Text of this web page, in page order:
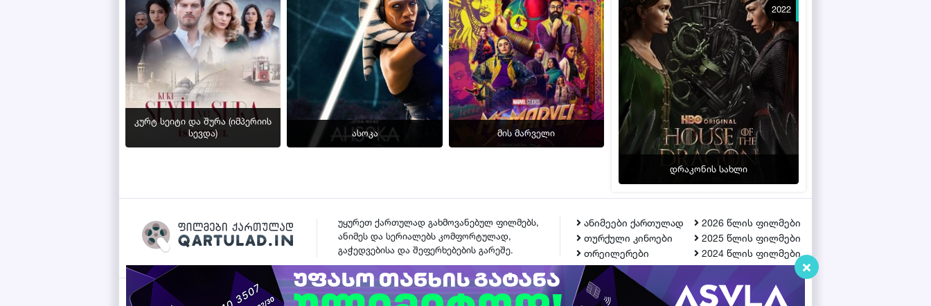
კურტ სეიტი და შურა (იმპერიის
სევდა)
ასოკა მის მარველი
2022
დრაკონის სახლი
უყურეთ ქართულად გახმოვანებულ ფილმებს,
ანიმეს და სერიალებს კომფორტულად,
გაჭედვებისა და შეფერხებების გარეშე.
ანიმეები ქართულად
თურქული კინოები
თრეილერები
2026 წლის ფილმები
2025 წლის ფილმები
2024 წლის ფილმები
ᲙᲝᲜᲢᲐᲥᲢᲘ
Qartulad.in © 2026